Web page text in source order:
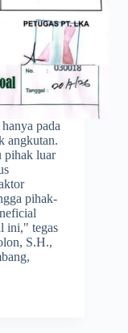
pada
angkutan.
pihak luar
pihak-
ini," tegas
S.H.,